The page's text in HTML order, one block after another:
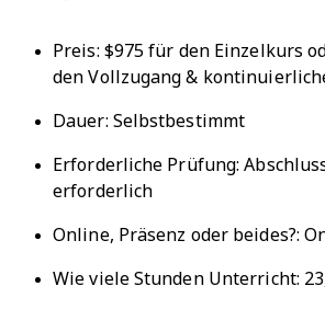
Preis: $975 für den Einzelkurs
den Vollzugang &
Dauer: Selbstbestimmt
Erforderliche Prüfung:
erforderlich
Online, Präsenz oder beides?:
Wie viele Stunden Unterricht: